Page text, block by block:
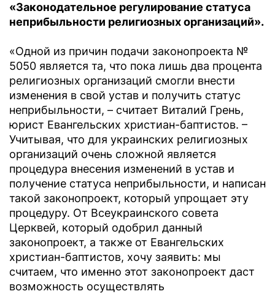
«Законодательное регулирование статуса
неприбыльности религиозных организаций».
«Одной из причин подачи законопроекта №
5050 является та, что пока лишь два процента
религиозных организаций смогли внести
изменения в свой устав и получить статус
неприбыльности, – считает Виталий Грень,
юрист Евангельских христиан-баптистов. –
Учитывая, что для украинских религиозных
организаций очень сложной является
процедура внесения изменений в устав и
получение статуса неприбыльности, и написан
такой законопроект, который упрощает эту
процедуру. От Всеукраинского совета
Церквей, который одобрил данный
законопроект, а также от Евангельских
христиан-баптистов, хочу заявить: мы
считаем, что именно этот законопроект даст
возможность осуществлять